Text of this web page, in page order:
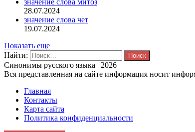
28.07.2024
значение слова чет
19.07.2024
Показать еще
Найти:
Синонимы русского языка | 2026
Вся представленная на сайте информация носит
Главная
Контакты
Карта сайта
Политика конфиденциальности